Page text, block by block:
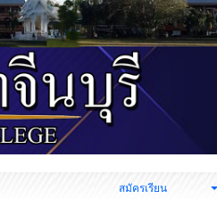
สมัครเรียน